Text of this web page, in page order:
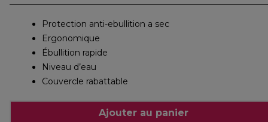
Protection anti-ebullition a sec
Ergonomique
Ébullition rapide
Niveau d’eau
Couvercle rabattable
Ajouter au panier